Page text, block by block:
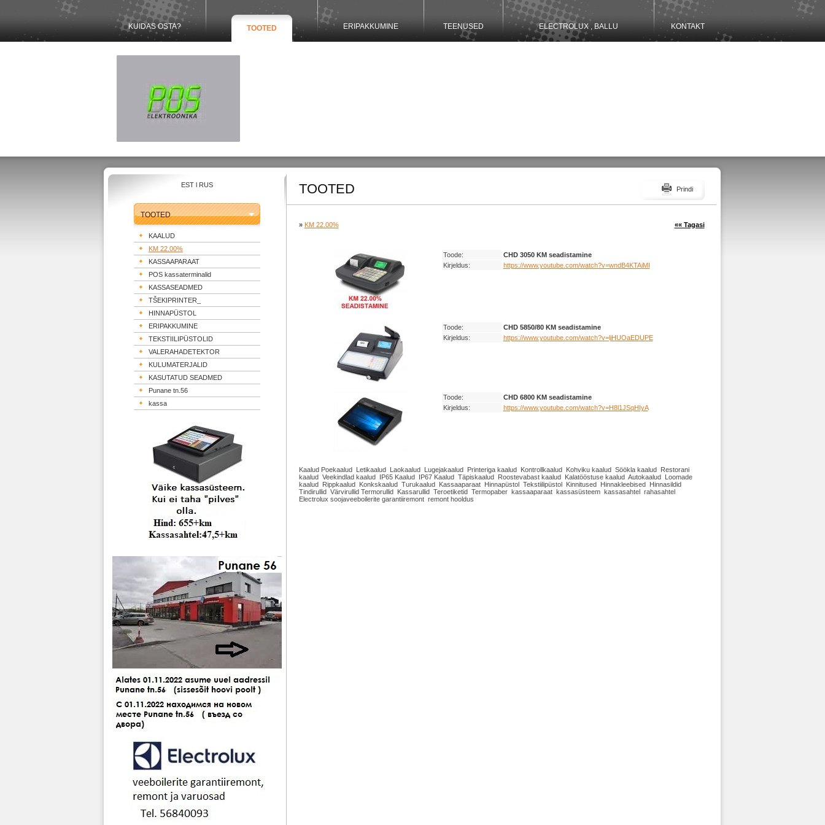
KUIDAS OSTA? TOOTED ERIPAKKUMINE TEENUSED ELECTROLUX , BALLU KONTAKT
EST l RUS
TOOTED
KAALUD
KM 22.00%
KASSAAPARAAT
POS kassaterminalid
KASSASEADMED
TŠEKIPRINTER_
HINNAPÜSTOL
ERIPAKKUMINE
TEKSTIILIPÜSTOLID
VALERAHADETEKTOR
KULUMATERJALID
KASUTATUD SEADMED
Punane tn.56
kassa
TOOTED Prindi
» KM 22.00% «« Tagasi
Toode:
CHD 3050 KM seadistamine
Kirjeldus:
https://www.youtube.com/watch?v=wndB4KTAiMI
Toode:
CHD 5850/80 KM seadistamine
Kirjeldus:
https://www.youtube.com/watch?v=ljHUOaEDUPE
Toode:
CHD 6800 KM seadistamine
Kirjeldus:
https://www.youtube.com/watch?v=H8l1JSqHIyA
Kaalud Poekaalud Letikaalud Laokaalud Lugejakaalud Printeriga kaalud Kontrollkaalud Kohviku kaalud Söökla kaalud Restorani
kaalud Veekindlad kaalud IP65 Kaalud IP67 Kaalud Täpiskaalud Roostevabast kaalud Kalatööstuse kaalud Autokaalud Loomade
kaalud Rippkaalud Konkskaalud Turukaalud Kassaaparaat Hinnapüstol Tekstiilipüstol Kinnitused Hinnakleebised Hinnasildid
Tindirullid Värvirullid Termorullid Kassarullid Teroetiketid Termopaber kassaaparaat kassasüsteem kassasahtel rahasahtel
Electrolux soojaveeboilerite garantiiremont remont hooldus